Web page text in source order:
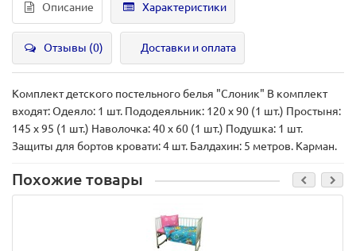
Описание Характеристики
Отзывы (0) Доставки и оплата
Комплект детского постельного белья "Слоник" В комплект
входят: Одеяло: 1 шт. Пододеяльник: 120 х 90 (1 шт.) Простыня:
145 х 95 (1 шт.) Наволочка: 40 х 60 (1 шт.) Подушка: 1 шт.
Защиты для бортов кровати: 4 шт. Балдахин: 5 метров. Карман.
Похожие товары